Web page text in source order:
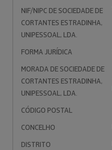
NIF/NIPC DE SOCIEDADE DE
CORTANTES ESTRADINHA,
UNIPESSOAL, LDA.
FORMA JURÍDICA
MORADA DE SOCIEDADE DE
CORTANTES ESTRADINHA,
UNIPESSOAL, LDA.
CÓDIGO POSTAL
CONCELHO
DISTRITO